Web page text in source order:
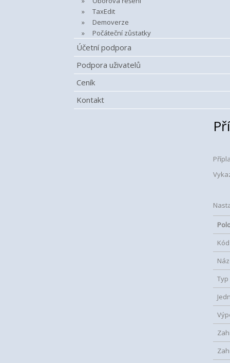
TaxEdit
Demoverze
Počáteční zůstatky
Účetní podpora
Podpora uživatelů
Ceník
Kontakt
Kód